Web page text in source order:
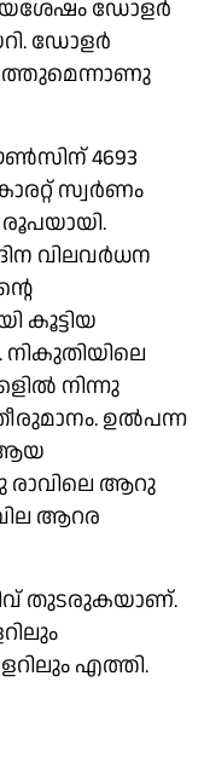
ഡോളർ
ഡോളർ
4693
സ്വർണം
രൂപയായി.
വിലവർധന
കൂട്ടിയ
നിന്നു
ഉൽപന്ന
ആയ
ആറു
ആറര
തുടരുകയാണ്.
എത്തി.